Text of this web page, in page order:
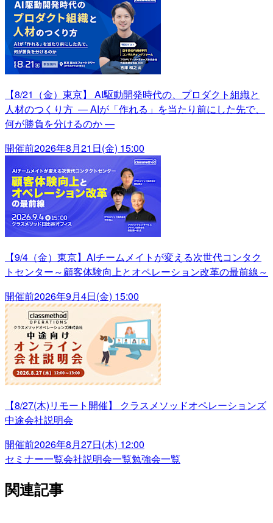
【8/21（金）東京】 AI駆動開発時代の、プロダクト組織と
人材のつくり方 ― AIが「作れる」を当たり前にした先で、
何が勝負を分けるのか ―
開催前2026年8月21日(金) 15:00
【9/4（金）東京】AIチームメイトが変える次世代コンタク
トセンター～顧客体験向上とオペレーション改革の最前線～
開催前2026年9月4日(金) 15:00
【8/27(木)リモート開催】 クラスメソッドオペレーションズ
中途会社説明会
開催前2026年8月27日(木) 12:00
セミナー一覧会社説明会一覧勉強会一覧
関連記事